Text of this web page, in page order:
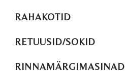
RAHAKOTID
RETUUSID/SOKID
RINNAMÄRGIMASINAD